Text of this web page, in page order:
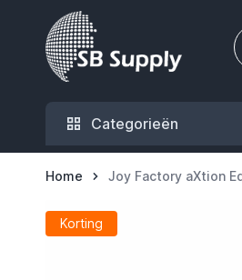
Ga naar de inhoud
Categorieën
Home Joy Factory aXtion
Korting